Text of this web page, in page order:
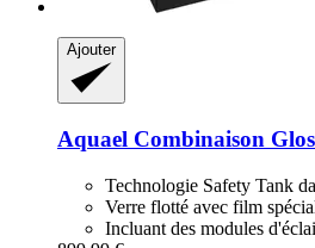
Ajouter
Aquael Combinaison
Technologie Safety Tank
Verre flotté avec film
Incluant des modules